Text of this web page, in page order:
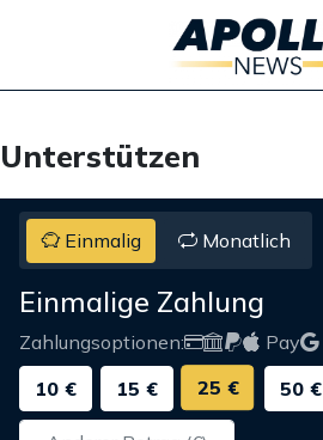
Unterstützen
Einmalig Monatlich
Einmalige Zahlung
Zahlungsoptionen: Pay
10 €
15 € 25 € 50 €